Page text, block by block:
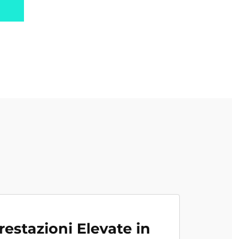
Elevate in